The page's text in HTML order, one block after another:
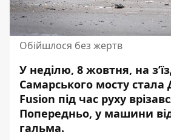
Обійшлося без жертв
У неділю, 8 жовтня, на
Самарського мосту стала
Fusion під час руху
Попередньо, у машини
гальма.